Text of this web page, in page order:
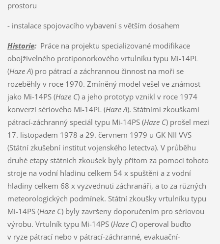
prostoru
- instalace spojovacího vybavení s větším dosahem
Historie:Práce na projektu specializované modifikace
obojživelného protiponorkového vrtulníku typu Mi-14PL
(Haze A) pro pátrací a záchrannou činnost na moři se
rozeběhly v roce 1970. Zmíněný model vešel ve známost
jako Mi-14PS (Haze C) a jeho prototyp vznikl v roce 1974
konverzí sériového Mi-14PL (Haze A). Státními zkouškami
pátrací-záchranný speciál typu Mi-14PS (Haze C) prošel mezi
17. listopadem 1978 a 29. červnem 1979 u GK NII VVS
(Státní zkušební institut vojenského letectva). V průběhu
druhé etapy státních zkoušek byly přitom za pomoci tohoto
stroje na vodní hladinu celkem 54 x spuštěni a z vodní
hladiny celkem 68 x vyzvednuti záchranáři, a to za různých
meteorologických podmínek. Státní zkoušky vrtulníku typu
Mi-14PS (Haze C) byly završeny doporučením pro sériovou
výrobu. Vrtulník typu Mi-14PS (Haze C) operoval buďto
v ryze pátrací nebo v pátrací-záchranné, evakuační-